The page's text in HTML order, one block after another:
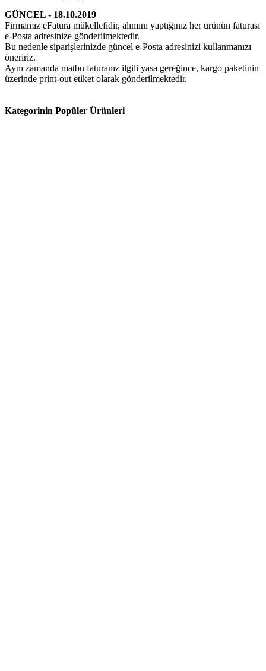
GÜNCEL - 18.10.2019
Firmamız eFatura mükellefidir, alımını yaptığınız her ürünün faturası
e-Posta adresinize gönderilmektedir.
Bu nedenle siparişlerinizde güncel e-Posta adresinizi kullanmanızı
öneririz.
Aynı zamanda matbu faturanız ilgili yasa gereğince, kargo paketinin
üzerinde print-out etiket olarak gönderilmektedir.
Kategorinin Popüler Ürünleri